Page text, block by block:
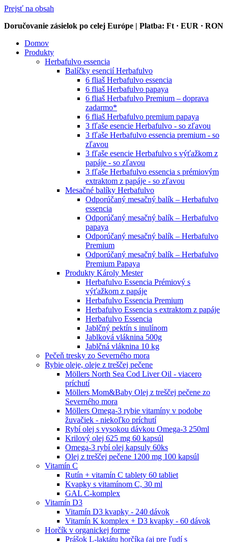
Prejsť na obsah
Doručovanie zásielok po celej Európe | Platba: Ft · EUR · RON
Domov
Produkty
Herbafulvo essencia
Balíčky esencií Herbafulvo
6 fliaš Herbafulvo essencia
6 fliaš Herbafulvo papaya
6 fliaš Herbafulvo Premium – doprava
zadarmo*
6 fliaš Herbafulvo premium papaya
3 fľaše esencie Herbafulvo - so zľavou
3 fľaše Herbafulvo essencia premium - so
zľavou
3 fľaše esencie Herbafulvo s výťažkom z
papáje - so zľavou
3 fľaše Herbafulvo essencia s prémiovým
extraktom z papáje - so zľavou
Mesačné balíky Herbafulvo
Odporúčaný mesačný balík – Herbafulvo
essencia
Odporúčaný mesačný balík – Herbafulvo
papaya
Odporúčaný mesačný balík – Herbafulvo
Premium
Odporúčaný mesačný balík – Herbafulvo
Premium Papaya
Produkty Károly Mester
Herbafulvo Essencia Prémiový s
výťažkom z papáje
Herbafulvo Essencia Premium
Herbafulvo Essencia s extraktom z papáje
Herbafulvo Essencia
Jablčný pektín s inulínom
Jablková vláknina 500g
Jablčná vláknina 10 kg
Pečeň tresky zo Severného mora
Rybie oleje, oleje z treščej pečene
Möllers North Sea Cod Liver Oil - viacero
príchutí
Möllers Mom&Baby Olej z treščej pečene zo
Severného mora
Möllers Omega-3 rybie vitamíny v podobe
žuvačiek - niekoľko príchutí
Rybí olej s vysokou dávkou Omega-3 250ml
Krilový olej 625 mg 60 kapsúl
Omega-3 rybí olej kapsuly 60ks
Olej z treščej pečene 1200 mg 100 kapsúl
Vitamín C
Rutín + vitamín C tablety 60 tabliet
Kvapky s vitamínom C, 30 ml
GAL C-komplex
Vitamín D3
Vitamín D3 kvapky - 240 dávok
Vitamín K komplex + D3 kvapky - 60 dávok
Horčík v organickej forme
Prášok L-laktátu horčíka (aj pre ľudí s